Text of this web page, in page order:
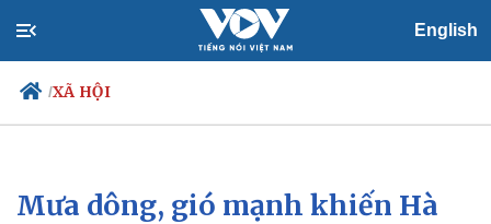
English
/XÃ HỘI
Chính trị
Xã hội
Mưa dông, gió mạnh khiến Hà